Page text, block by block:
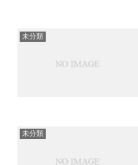
未分類
未分類